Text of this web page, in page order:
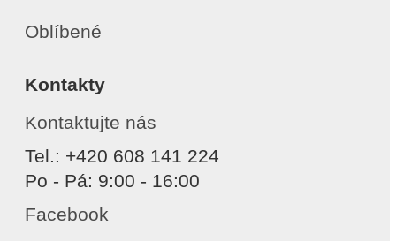
Oblíbené
Kontakty
Kontaktujte nás
Tel.: +420 608 141 224
Po - Pá: 9:00 - 16:00
Facebook